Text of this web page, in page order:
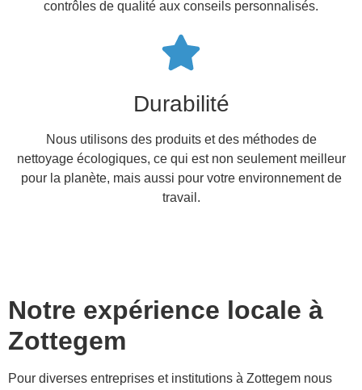
contrôles de qualité aux conseils personnalisés.
Durabilité
Nous utilisons des produits et des méthodes de
nettoyage écologiques, ce qui est non seulement meilleur
pour la planète, mais aussi pour votre environnement de
travail.
Notre expérience locale à
Zottegem
Pour diverses entreprises et institutions à Zottegem nous